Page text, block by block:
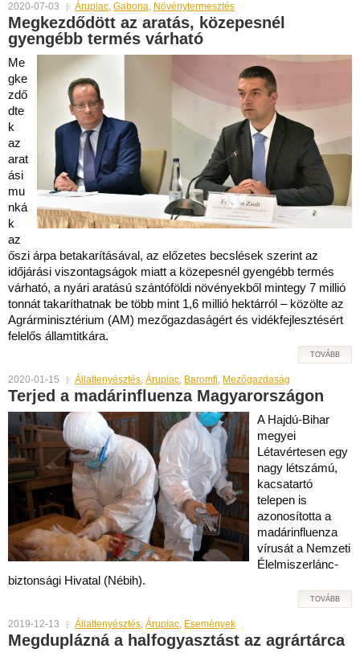
2020-07-03 Árupiac, Gabona, Növénytermesztés
Megkezdődött az aratás, közepesnél
gyengébb termés várható
Me
gke
zdő
dte
k
az
arat
ási
mu
nká
k
az
őszi árpa betakarításával, az előzetes becslések szerint az
időjárási viszontagságok miatt a közepesnél gyengébb termés
várható, a nyári aratású szántóföldi növényekből mintegy 7 millió
tonnát takaríthatnak be több mint 1,6 millió hektárról – közölte az
Agrárminisztérium (AM) mezőgazdaságért és vidékfejlesztésért
felelős államtitkára.
TOVÁBB
2020-01-15 Állattenyésztés, Árupiac, Baromfi, Mezőgazdaság
Terjed a madárinfluenza Magyarországon
A Hajdú-Bihar
megyei
Létavértesen egy
nagy létszámú,
kacsatartó
telepen is
azonosította a
madárinfluenza
vírusát a Nemzeti
Élelmiszerlánc-
biztonsági Hivatal (Nébih).
TOVÁBB
2019-12-13 Állattenyésztés, Árupiac, Események
Megduplázná a halfogyasztást az agrártárca